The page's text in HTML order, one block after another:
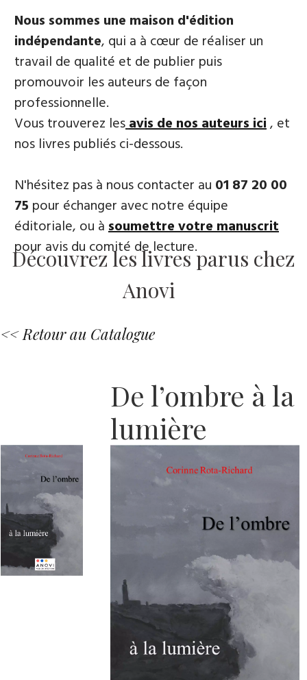
Nous sommes une maison d'édition
indépendante, qui a à cœur de réaliser un
travail de qualité et de publier puis
promouvoir les auteurs de façon
professionnelle.
Vous trouverez lesavis de nos auteurs ici, et
nos livres publiés ci-dessous.
N'hésitez pas à nous contacter au 01 87 20 00
75 pour échanger avec notre équipe
éditoriale, ou àsoumettre votre manuscrit
pour avis du comité de lecture.
Découvrez les livres parus chez
Anovi
<< Retour au Catalogue
De l’ombre à la
lumière